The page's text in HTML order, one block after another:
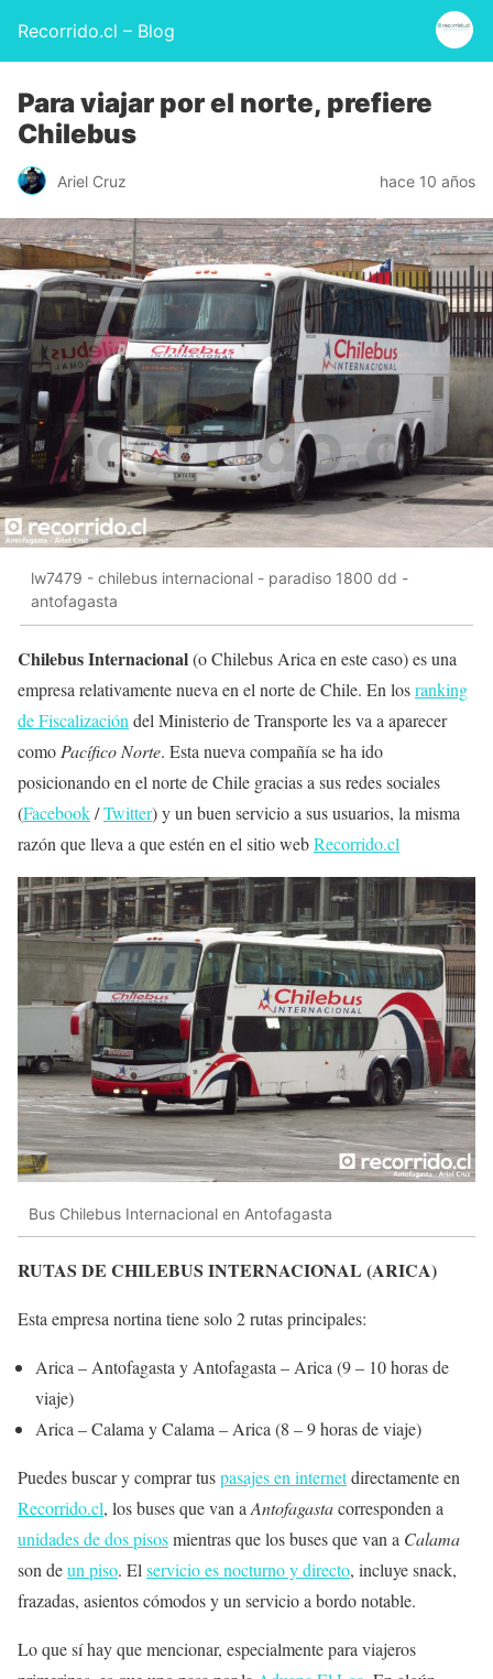
Recorrido.cl – Blog
Para viajar por el norte, prefiere
Chilebus
Ariel Cruz hace 10 años
lw7479 - chilebus internacional - paradiso 1800 dd -
antofagasta
Chilebus Internacional(o Chilebus Arica en este caso) es una
empresa relativamente nueva en el norte de Chile. En losranking
de Fiscalización del Ministerio de Transporte les va a aparecer
como Pacífico Norte. Esta nueva compañía se ha ido
posicionando en el norte de Chile gracias a sus redes sociales
(Facebook/Twitter) y un buen servicio a sus usuarios, la misma
razón que lleva a que estén en el sitio webRecorrido.cl
Bus Chilebus Internacional en Antofagasta
RUTAS DE CHILEBUS INTERNACIONAL (ARICA)
Esta empresa nortina tiene solo 2 rutas principales:
Arica – Antofagasta y Antofagasta – Arica (9 – 10 horas de
viaje)
Arica – Calama y Calama – Arica (8 – 9 horas de viaje)
Puedes buscar y comprar tuspasajes en internetdirectamente en
Recorrido.cl, los buses que van a Antofagastacorresponden a
unidades de dos pisosmientras que los buses que van a Calama
son deun piso. El servicio es nocturno y directo, incluye snack,
frazadas, asientos cómodos y un servicio a bordo notable.
Lo que sí hay que mencionar, especialmente para viajeros